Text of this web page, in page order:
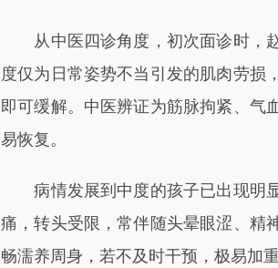
从中医四诊角度，初次面诊时，赵
度仅为日常姿势不当引发的肌肉劳损
即可缓解。中医辨证为筋脉拘紧、气
易恢复。
病情发展到中度的孩子已出现明显
痛，转头受限，常伴随头晕眼涩、精
畅濡养周身，若不及时干预，极易加